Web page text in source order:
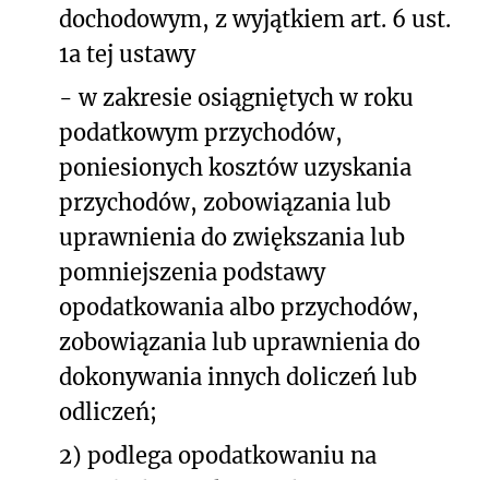
dochodowym, z wyjątkiem art. 6 ust.
1a tej ustawy
- w zakresie osiągniętych w roku
podatkowym przychodów,
poniesionych kosztów uzyskania
przychodów, zobowiązania lub
uprawnienia do zwiększania lub
pomniejszenia podstawy
opodatkowania albo przychodów,
zobowiązania lub uprawnienia do
dokonywania innych doliczeń lub
odliczeń;
2) podlega opodatkowaniu na